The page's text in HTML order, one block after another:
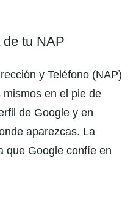
tu NAP
y Teléfono (NAP)
en el pie de
de Google y en
aparezcas. La
que Google confíe en